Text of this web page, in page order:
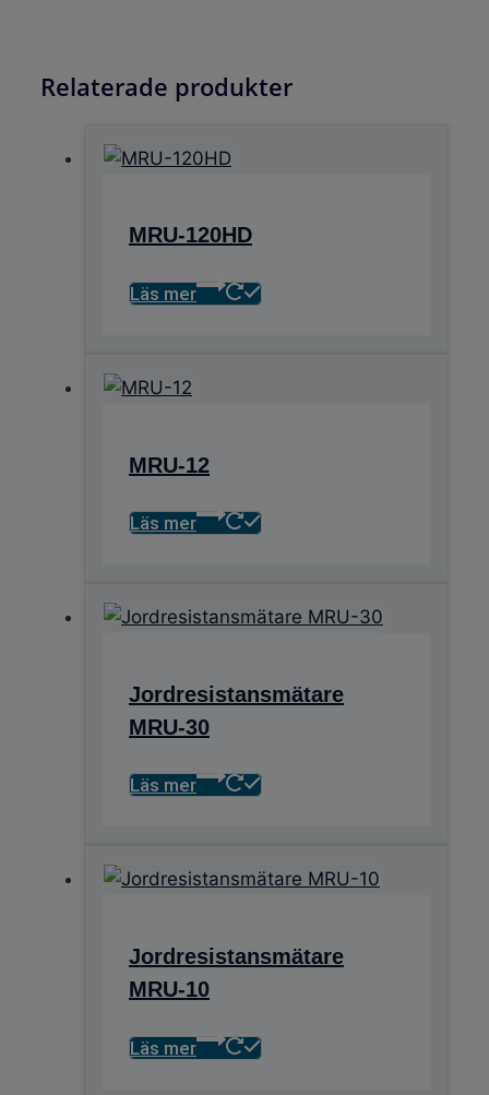
Relaterade produkter
MRU-120HD
Läs mer
MRU-12
Läs mer
Jordresistansmätare
MRU-30
Läs mer
Jordresistansmätare
MRU-10
Läs mer